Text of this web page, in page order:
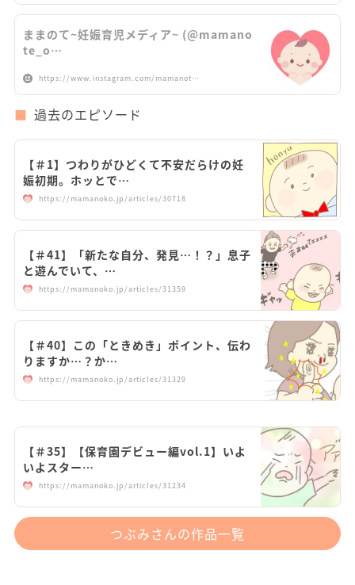
ままのて~妊娠育児メディア~ (@mamano
te_o…
https://www.instagram.com/mamanot…
過去のエピソード
【＃1】つわりがひどくて不安だらけの妊
娠初期。ホッとで…
https://mamanoko.jp/articles/30718
【＃41】「新たな自分、発見…！？」息子
と遊んでいて、…
https://mamanoko.jp/articles/31359
【＃40】この「ときめき」ポイント、伝わ
りますか…？か…
https://mamanoko.jp/articles/31329
【＃35】【保育園デビュー編vol.1】いよ
いよスター…
https://mamanoko.jp/articles/31234
つぶみさんの作品一覧